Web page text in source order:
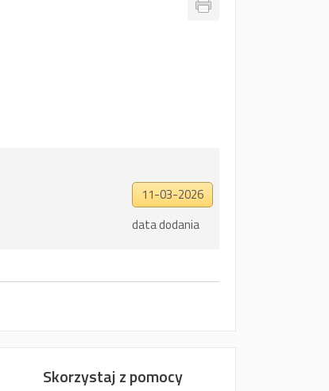
11-03-2026
data dodania
Skorzystaj z pomocy